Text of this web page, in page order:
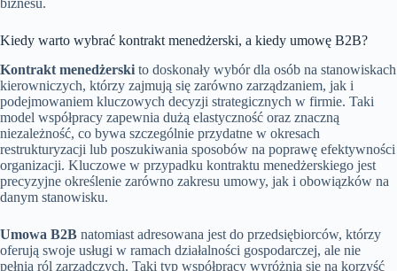
Kiedy warto wybrać kontrakt menedżerski, a kiedy umowę B2B?
Kontrakt menedżerski to doskonały wybór dla osób na stanowiskach
kierowniczych, którzy zajmują się zarówno zarządzaniem, jak i
podejmowaniem kluczowych decyzji strategicznych w firmie. Taki
model współpracy zapewnia dużą elastyczność oraz znaczną
niezależność, co bywa szczególnie przydatne w okresach
restrukturyzacji lub poszukiwania sposobów na poprawę efektywności
organizacji. Kluczowe w przypadku kontraktu menedżerskiego jest
precyzyjne określenie zarówno zakresu umowy, jak i obowiązków na
danym stanowisku.
Umowa B2B natomiast adresowana jest do przedsiębiorców, którzy
oferują swoje usługi w ramach działalności gospodarczej, ale nie
pełnią ról zarządczych. Taki typ współpracy wyróżnia się na korzyść